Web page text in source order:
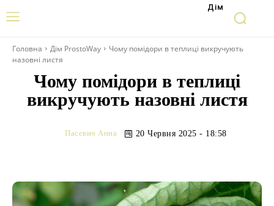
Дім
Головна Дім ProstoWay
Чому помідори в теплиці викручують
назовні листя
Чому помідори в теплиці
викручують назовні листя
Пасевич Анна 20 Червня 2025 - 18:58